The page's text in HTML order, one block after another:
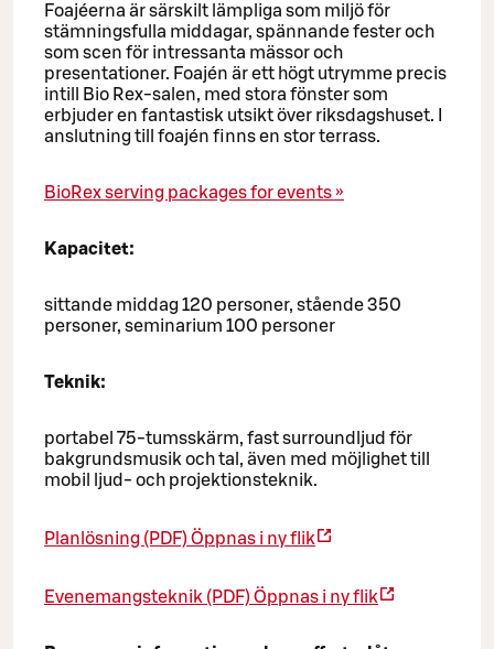
Foajéerna är särskilt lämpliga som miljö för
stämningsfulla middagar, spännande fester och
som scen för intressanta mässor och
presentationer. Foajén är ett högt utrymme precis
intill Bio Rex-salen, med stora fönster som
erbjuder en fantastisk utsikt över riksdagshuset. I
anslutning till foajén finns en stor terrass.
BioRex serving packages for events »
Kapacitet:
sittande middag 120 personer, stående 350
personer, seminarium 100 personer
Teknik:
portabel 75-tumsskärm, fast surroundljud för
bakgrundsmusik och tal, även med möjlighet till
mobil ljud- och projektionsteknik.
Planlösning (PDF) Öppnas i ny flik
Evenemangsteknik (PDF) Öppnas i ny flik